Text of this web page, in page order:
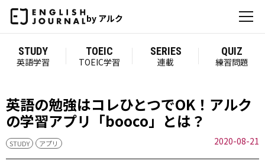
by アルク
STUDY
英語学習
TOEIC
TOEIC学習
SERIES
連載
QUIZ
練習問題
英語の勉強はコレひとつでOK！アルク
の学習アプリ「booco」とは？
STUDY アプリ 2020-08-21